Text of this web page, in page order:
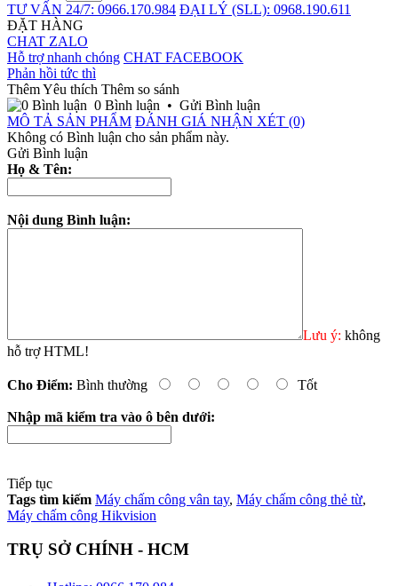
TƯ VẤN 24/7: 0966.170.984 ĐẠI LÝ (SLL): 0968.190.611
ĐẶT HÀNG
CHAT ZALO
Hỗ trợ nhanh chóng CHAT FACEBOOK
Phản hồi tức thì
Thêm Yêu thích Thêm so sánh
0 Bình luận • Gửi Bình luận
MÔ TẢ SẢN PHẨM ĐÁNH GIÁ NHẬN XÉT (0)
Không có Bình luận cho sản phẩm này.
Gửi Bình luận
Họ & Tên:
Nội dung Bình luận:
Lưu ý: không
hỗ trợ HTML!
Cho Điểm: Bình thường Tốt
Nhập mã kiểm tra vào ô bên dưới:
Tiếp tục
Tags tìm kiếm Máy chấm công vân tay, Máy chấm công thẻ từ,
Máy chấm công Hikvision
TRỤ SỞ CHÍNH - HCM